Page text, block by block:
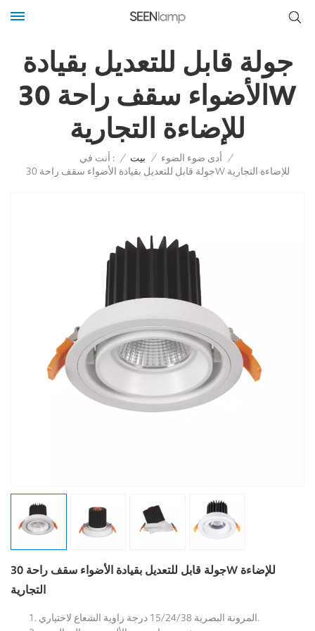
جولة قابل للتعديل بقيادة
الأضواء سقف راحة 30W
للإضاءة التجارية
أنت في : / بيت / أدى ضوء الضوء /
جولة قابل للتعديل بقيادة الأضواء سقف راحة 30W للإضاءة التجارية
جولة قابل للتعديل بقيادة الأضواء سقف راحة 30W للإضاءة
التجارية
المرونة البصرية 15/24/38 درجة زاوية الشعاع لاختياري.